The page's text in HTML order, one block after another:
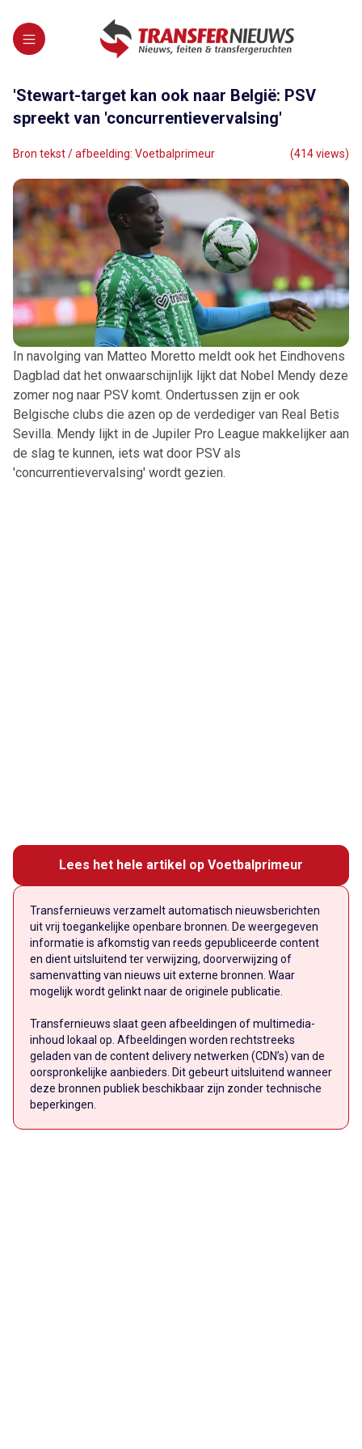
'Stewart-target kan ook naar België: PSV
spreekt van 'concurrentievervalsing'
Bron tekst / afbeelding: Voetbalprimeur (414 views)
In navolging van Matteo Moretto meldt ook het Eindhovens
Dagblad dat het onwaarschijnlijk lijkt dat Nobel Mendy deze
zomer nog naar PSV komt. Ondertussen zijn er ook
Belgische clubs die azen op de verdediger van Real Betis
Sevilla. Mendy lijkt in de Jupiler Pro League makkelijker aan
de slag te kunnen, iets wat door PSV als
'concurrentievervalsing' wordt gezien.
Lees het hele artikel op Voetbalprimeur
Transfernieuws verzamelt automatisch nieuwsberichten
uit vrij toegankelijke openbare bronnen. De weergegeven
informatie is afkomstig van reeds gepubliceerde content
en dient uitsluitend ter verwijzing, doorverwijzing of
samenvatting van nieuws uit externe bronnen. Waar
mogelijk wordt gelinkt naar de originele publicatie.
Transfernieuws slaat geen afbeeldingen of multimedia-
inhoud lokaal op. Afbeeldingen worden rechtstreeks
geladen van de content delivery netwerken (CDN’s) van de
oorspronkelijke aanbieders. Dit gebeurt uitsluitend wanneer
deze bronnen publiek beschikbaar zijn zonder technische
beperkingen.